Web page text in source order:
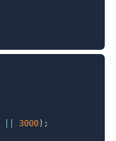
3000) ;